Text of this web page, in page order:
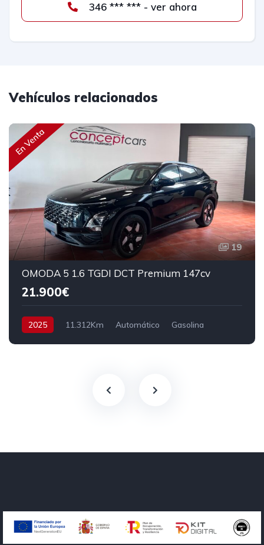
346 *** *** - ver ahora
Vehículos relacionados
En Venta
19
OMODA 5 1.6 TGDI DCT Premium 147cv
21.900€
2025 11.312Km Automático
Gasolina